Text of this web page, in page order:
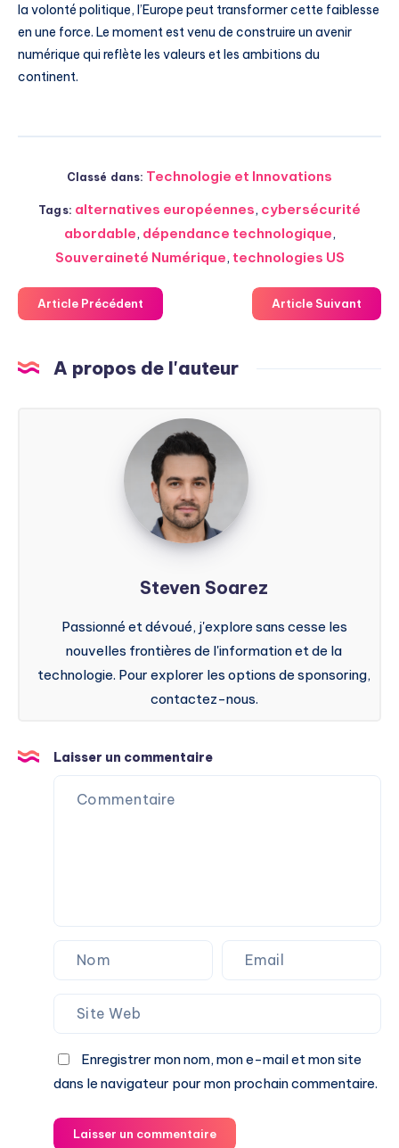
la volonté politique, l’Europe peut transformer cette faiblesse
en une force. Le moment est venu de construire un avenir
numérique qui reflète les valeurs et les ambitions du
continent.
Classé dans: Technologie et Innovations
Tags: alternatives européennes, cybersécurité
abordable, dépendance technologique,
Souveraineté Numérique, technologies US
Article Précédent Article Suivant
A propos de l'auteur
Steven
Soarez
Steven Soarez
Passionné et dévoué, j'explore sans cesse les
nouvelles frontières de l'information et de la
technologie. Pour explorer les options de sponsoring,
contactez-nous.
Laisser un commentaire
Enregistrer mon nom, mon e-mail et mon site
dans le navigateur pour mon prochain commentaire.
Laisser un commentaire